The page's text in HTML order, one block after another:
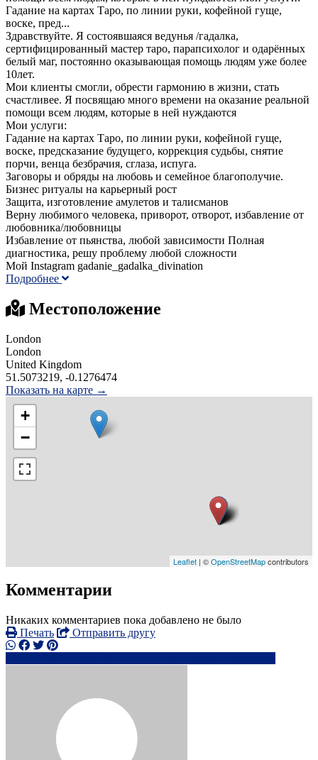
Гадание на картах Таро, по линии руки, кофейной гуще,
воске, пред...
Здравствуйте. Я состоявшаяся ведунья /гадалка,
сертифицированный мастер таро, парапсихолог и одарённых
белый маг, постоянно оказывающая помощь людям уже более
10лет.
Мои клиенты смогли, обрести гармонию в жизни, стать
счастливее. Я посвящаю много времени на оказание реальной
помощи всем людям, которые в ней нуждаются
Мои услуги:
Гадание на картах Таро, по линии руки, кофейной гуще,
воске, предсказание будущего, коррекция судьбы, снятие
порчи, венца безбрачия, сглаза, испуга.
Заговоры и обряды на любовь и семейное благополучие.
Бизнес ритуалы на карьерный рост
Защита, изготовление амулетов и талисманов
Верну любимого человека, приворот, отворот, избавление от
любовника/любовницы
Избавление от пьянства, любой зависимости Полная
диагностика, решу проблему любой сложности
Мой Instagram gadanie_gadalka_divination
Подробнее
Местоположение
London
London
United Kingdom
51.5073219, -0.1276474
Показать на карте →
+
−
Leaflet | ©OpenStreetMapcontributors
Комментарии
Никаких комментариев пока добавлено не было
Печать
Отправить другу